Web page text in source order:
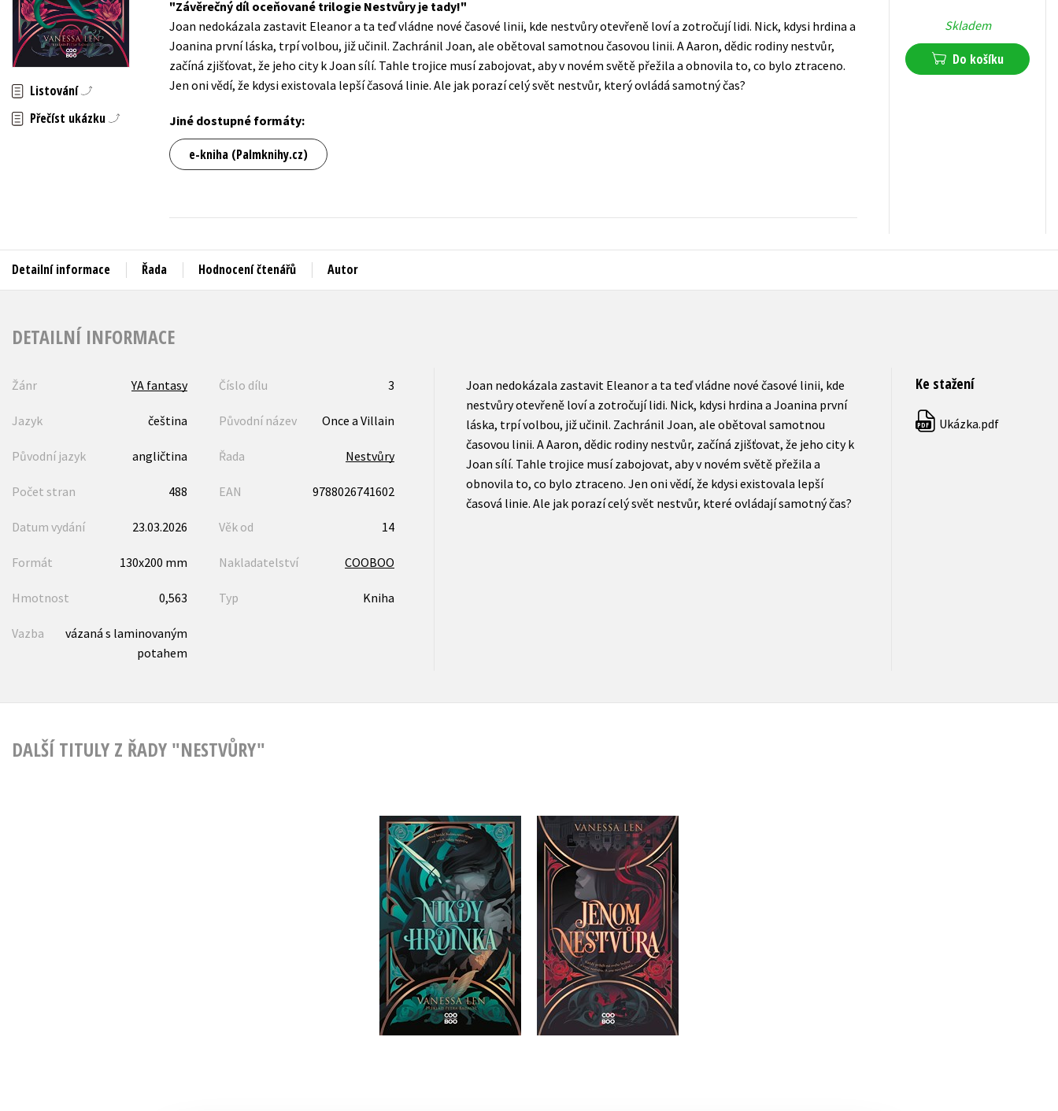
Auto - moto
Beletrie pro děti
Beletrie pro dospělé
Byznys a ekonomie
Jazyky
Kalendáře
Kariéra a osobní rozvoj
Komiks
Populárně - naučná pro dospělé
Populárně - naučné pro děti
Předškoláci
Příroda a zahrada
Young adult (SK)
Zahraniční literatura
Zdraví a životní styl
Listování
Přečíst ukázku
Závěrečný díl oceňované trilogie Nestvůry je tady!
Joan nedokázala zastavit Eleanor a ta teď vládne nové časové linii, kde nestvůry otevřeně loví a zotročují lidi. Nick, kdysi hrdina a
Joanina první láska, trpí volbou, již učinil. Zachránil Joan, ale obětoval samotnou časovou linii. A Aaron, dědic rodiny nestvůr,
začíná zjišťovat, že jeho city k Joan sílí. Tahle trojice musí zabojovat, aby v novém světě přežila a obnovila to, co bylo ztraceno.
Jen oni vědí, že kdysi existovala lepší časová linie. Ale jak porazí celý svět nestvůr, který ovládá samotný čas?
Jiné dostupné formáty:
e-kniha (Palmknihy.cz)
Skladem
Do košíku
Detailní informace Řada Hodnocení čtenářů Autor
DETAILNÍ INFORMACE
Žánr YA fantasy Číslo dílu 3
Jazyk čeština Původní název Once a Villain
Původní jazyk angličtina Řada Nestvůry
Počet stran 488 EAN 9788026741602
Datum vydání 23.03.2026 Věk od 14
Formát 130x200 mm Nakladatelství COOBOO
Hmotnost 0,563 Typ Kniha
Vazba
vázaná s laminovaným
potahem
Joan nedokázala zastavit Eleanor a ta teď vládne nové časové linii, kde
nestvůry otevřeně loví a zotročují lidi. Nick, kdysi hrdina a Joanina první
láska, trpí volbou, již učinil. Zachránil Joan, ale obětoval samotnou
časovou linii. A Aaron, dědic rodiny nestvůr, začíná zjišťovat, že jeho city k
Joan sílí. Tahle trojice musí zabojovat, aby v novém světě přežila a
obnovila to, co bylo ztraceno. Jen oni vědí, že kdysi existovala lepší
časová linie. Ale jak porazí celý svět nestvůr, které ovládají samotný čas?
Ke stažení
PDF Ukázka.pdf
DALŠÍ TITULY Z ŘADY "NESTVŮRY"
Nikdy hrdinka
Vanessa Len
Do košíku
469 Kč
375 Kč
Jenom nestvůra
Vanessa Len
Do košíku
399 Kč
319 Kč